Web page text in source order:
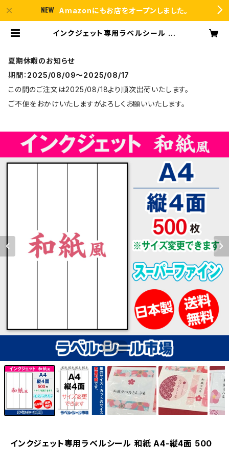
Amazonにもお店をオープンしました。
インクジェット専用ラベルシール 和
夏期休暇のお知らせ
期間： 2025/08/09〜2025/08/17
この間のご注文は2025/08/18より順次出荷いたします。
ご不便をおかけいたしますがよろしくお願いいたします。
1/7
インクジェット専用ラベルシール 和紙 A4-縦4面 500